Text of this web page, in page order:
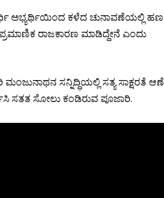
ಅಭ್ಯರ್ಥಿಯಿಂದ ಕಳೆದ ಚುನಾವಣೆಯಲ್ಲಿ ಹಣ
ರಾಜಕಾರಣ ಮಾಡಿದ್ದೇನೆ ಎಂದು
ಸನ್ನಿದ್ಧಿಯಲ್ಲಿ ಸತ್ಯ ಸಾಕ್ಷರತೆ ಆಣೆ
ಸತತ ಸೋಲು ಕಂಡಿರುವ ಪೂಜಾರಿ.